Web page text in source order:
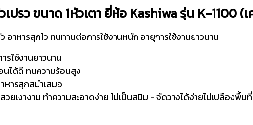
ปรว ขนาด 1หัวเตา ยี่ห้อ Kashiwa รุ่น K-1100 (
อาหารสุกไว ทนทานต่อการใช้งานหนัก อายุการใช้งานยาวนาน
รใช้งานยาวนาน
นได้ดี ทนความร้อนสูง
หารสุกสม่ำเสมอ
ยเงางาม ทำความสะอาดง่าย ไม่เป็นสนิม - จัดวางได้ง่ายไม่เปลืองพื้นที่